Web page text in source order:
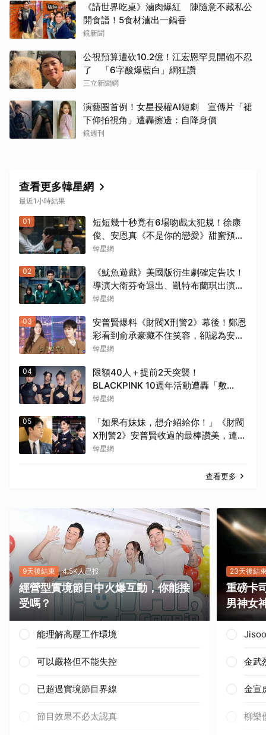
《請世界吃桌》滷肉爆紅 陳隨意不藏私公
開食譜！5食材滷出一鍋香
鏡新聞
公視預算遭砍10.2億！江宏恩罕見開砲不忍
了 「6字酸爆藍白」網狂讚
三立新聞網
演藝圈首例！女星授權AI短劇 宣傳片「裙
下仰拍視角」遭轟擦邊：自降身價
鏡週刊
查看更多韓星網
最近1小時結果
01
短短幾十秒竟有6場吻戲太犯規！徐康
俊、安恩真《不是你的戀愛》甜蜜預告
公開，網友直呼：太期待了！
韓星網
02
《魷魚遊戲》美國版衍生劇確定告吹！
導演大衛芬奇退出、凱特布蘭琪出演傳
聞也破局
韓星網
03
安普賢爆料《財閥X刑警2》幕後！鄭恩
彩看到俞承豪藏不住笑容，卻認為安普
賢只是「搞笑男」
韓星網
04
限額40人＋提前2天突襲！
BLACKPINK 10週年活動遭轟「敷
衍」，YG急證實：4人確定完全體出席
韓星網
05
「如果有妹妹，想介紹給你！」《財閥
X刑警2》安普賢收過的最棒讚美，連哥
哥們都認證的好品格～
韓星網
查看更多
9天後結束 4.5K人已投
經營型實境節目中火爆互動，你能接
受嗎？
能理解高壓工作環境
可以嚴格但不能失控
已超過實境節目界線
節目效果不必太認真
23天後結
重磅卡
男神女
金武
金宣
柳樂